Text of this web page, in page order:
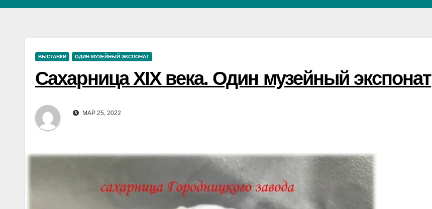
ВЫСТАВКИ ОДИН МУЗЕЙНЫЙ ЭКСПОНАТ
Сахарница XIX века. Один музейный экспонат
МАР 25, 2022